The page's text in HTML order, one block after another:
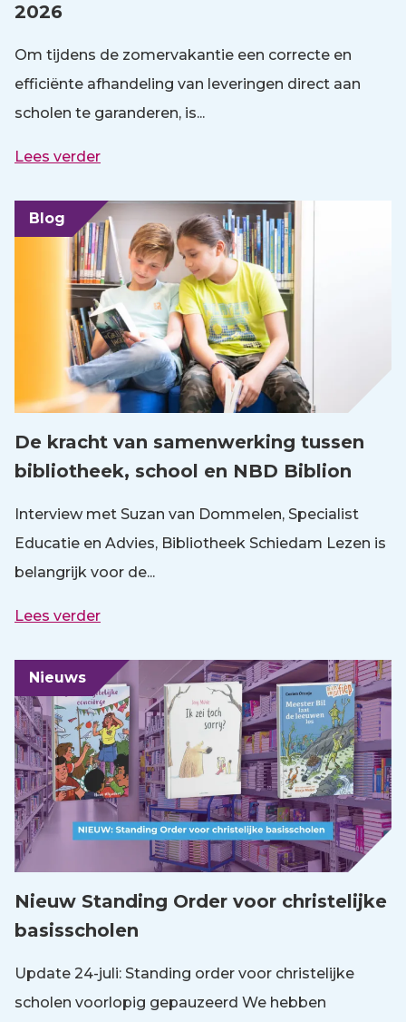
2026
Om tijdens de zomervakantie een correcte en
efficiënte afhandeling van leveringen direct aan
scholen te garanderen, is...
Lees verder
Blog
De kracht van samenwerking tussen
bibliotheek, school en NBD Biblion
Interview met Suzan van Dommelen, Specialist
Educatie en Advies, Bibliotheek Schiedam Lezen is
belangrijk voor de...
Lees verder
Nieuws
Nieuw Standing Order voor christelijke
basisscholen
Update 24-juli: Standing order voor christelijke
scholen voorlopig gepauzeerd We hebben